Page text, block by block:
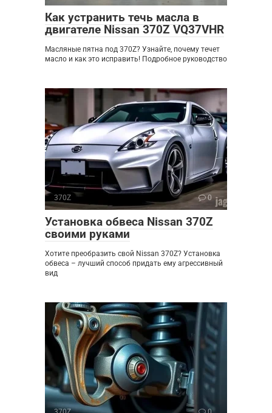
Как устранить течь масла в
двигателе Nissan 370Z VQ37VHR
Масляные пятна под 370Z? Узнайте, почему течет
масло и как это исправить! Подробное руководство
370Z 0
Установка обвеса Nissan 370Z
своими руками
Хотите преобразить свой Nissan 370Z? Установка
обвеса – лучший способ придать ему агрессивный
вид